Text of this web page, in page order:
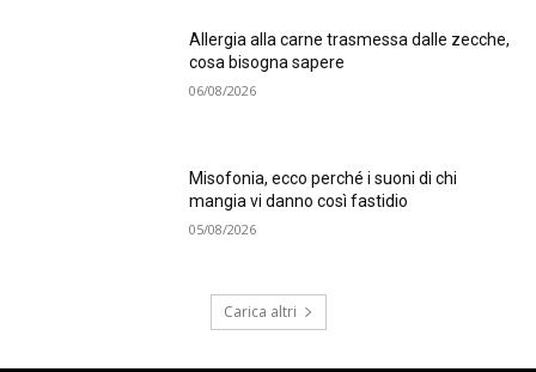
Allergia alla carne trasmessa dalle zecche,
cosa bisogna sapere
06/08/2026
Misofonia, ecco perché i suoni di chi
mangia vi danno così fastidio
05/08/2026
Carica altri